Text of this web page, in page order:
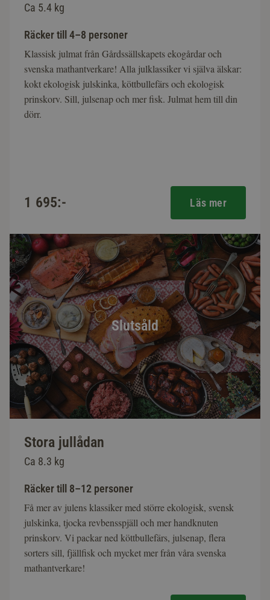
Ca 5.4 kg
Räcker till 4–8 personer
Klassisk julmat från Gårdssällskapets ekogårdar och
svenska mathantverkare! Alla julklassiker vi själva älskar:
kokt ekologisk julskinka, köttbullefärs och ekologisk
prinskorv. Sill, julsenap och mer fisk. Julmat hem till din
dörr.
1 695:- Läs mer
Slutsåld
Stora jullådan
Ca 8.3 kg
Räcker till 8–12 personer
Få mer av julens klassiker med större ekologisk, svensk
julskinka, tjocka revbensspjäll och mer handknuten
prinskorv. Vi packar ned köttbullefärs, julsenap, flera
sorters sill, fjällfisk och mycket mer från våra svenska
mathantverkare!